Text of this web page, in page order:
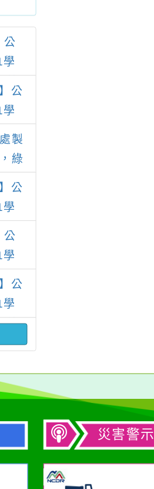
公
學
公
學
製
綠
公
學
公
學
公
學
結
災害警示